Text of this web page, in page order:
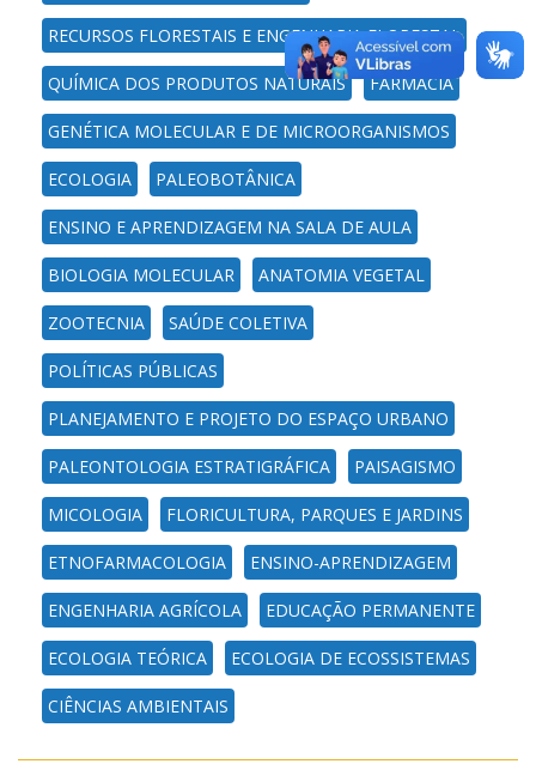
RECURSOS FLORESTAIS E ENGENHARIA FLORESTAL
QUÍMICA DOS PRODUTOS NATURAIS FARMÁCIA
GENÉTICA MOLECULAR E DE MICROORGANISMOS
ECOLOGIA PALEOBOTÂNICA
ENSINO E APRENDIZAGEM NA SALA DE AULA
BIOLOGIA MOLECULAR ANATOMIA VEGETAL
ZOOTECNIA SAÚDE COLETIVA
POLÍTICAS PÚBLICAS
PLANEJAMENTO E PROJETO DO ESPAÇO URBANO
PALEONTOLOGIA ESTRATIGRÁFICA PAISAGISMO
MICOLOGIA FLORICULTURA, PARQUES E JARDINS
ETNOFARMACOLOGIA ENSINO-APRENDIZAGEM
ENGENHARIA AGRÍCOLA EDUCAÇÃO PERMANENTE
ECOLOGIA TEÓRICA ECOLOGIA DE ECOSSISTEMAS
CIÊNCIAS AMBIENTAIS